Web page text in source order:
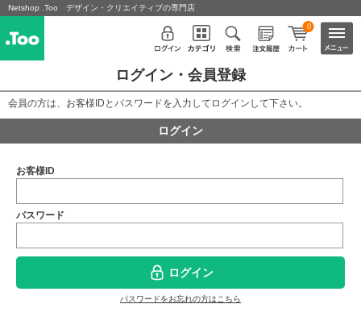
Netshop .Too デザイン・クリエイティブの専門店
0
ログイン・会員登録
会員の方は、お客様IDとパスワードを入力してログインして下さい。
ログイン
お客様ID
パスワード
ログイン
パスワードをお忘れの方はこちら